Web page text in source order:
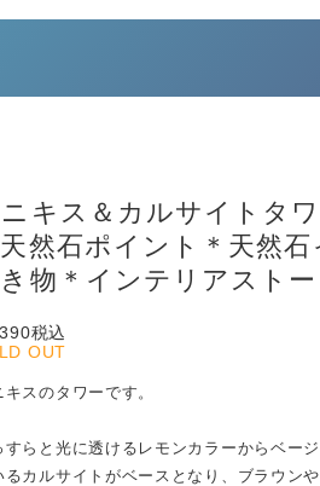
キス＆カルサイトタ
天然石ポイント＊天然石
物＊インテリアストー
税込
OUT
キスのタワーです。
すらと光に透けるレモンカラーからベー
るカルサイトがベースとなり、ブラウン